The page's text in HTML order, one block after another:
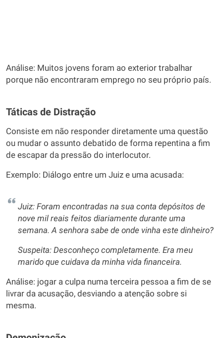
Análise: Muitos jovens foram ao exterior trabalhar
porque não encontraram emprego no seu próprio país.
Táticas de Distração
Consiste em não responder diretamente uma questão
ou mudar o assunto debatido de forma repentina a fim
de escapar da pressão do interlocutor.
Exemplo: Diálogo entre um Juiz e uma acusada:
Juiz: Foram encontradas na sua conta depósitos de
nove mil reais feitos diariamente durante uma
semana. A senhora sabe de onde vinha este dinheiro?
Suspeita: Desconheço completamente. Era meu
marido que cuidava da minha vida financeira.
Análise: jogar a culpa numa terceira pessoa a fim de se
livrar da acusação, desviando a atenção sobre si
mesma.